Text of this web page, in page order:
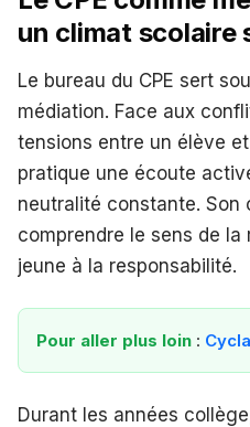
un climat scolaire
Le bureau du CPE sert
médiation. Face aux
tensions entre un élève
pratique une écoute
neutralité constante. Son
comprendre le sens de la
jeune à la responsabilité.
Pour aller plus loin :
Durant les années